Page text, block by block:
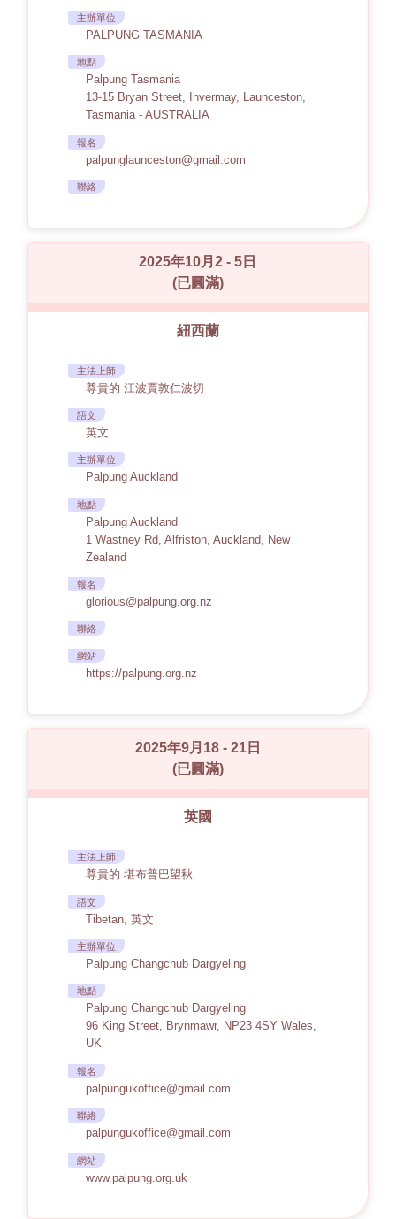
主辦單位
PALPUNG TASMANIA
地點
Palpung Tasmania
13-15 Bryan Street, Invermay, Launceston,
Tasmania - AUSTRALIA
報名
palpunglaunceston@gmail.com
聯絡
2025年10月2 - 5日
(已圓滿)
紐西蘭
主法上師
尊貴的 江波賈敦仁波切
語文
英文
主辦單位
Palpung Auckland
地點
Palpung Auckland
1 Wastney Rd, Alfriston, Auckland, New
Zealand
報名
glorious@palpung.org.nz
聯絡
網站
https://palpung.org.nz
2025年9月18 - 21日
(已圓滿)
英國
主法上師
尊貴的 堪布普巴望秋
語文
Tibetan, 英文
主辦單位
Palpung Changchub Dargyeling
地點
Palpung Changchub Dargyeling
96 King Street, Brynmawr, NP23 4SY Wales,
UK
報名
palpungukoffice@gmail.com
聯絡
palpungukoffice@gmail.com
網站
www.palpung.org.uk